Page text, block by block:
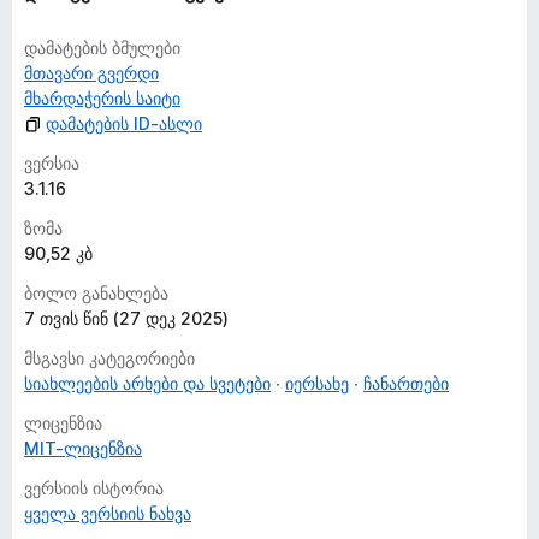
დამატების ბმულები
მთავარი გვერდი
მხარდაჭერის საიტი
დამატების ID-ასლი
ვერსია
3.1.16
ზომა
90,52 კბ
ბოლო განახლება
7 თვის წინ (27 დეკ 2025)
მსგავსი კატეგორიები
სიახლეების არხები და სვეტები
იერსახე
ჩანართები
ლიცენზია
MIT-ლიცენზია
ვერსიის ისტორია
ყველა ვერსიის ნახვა